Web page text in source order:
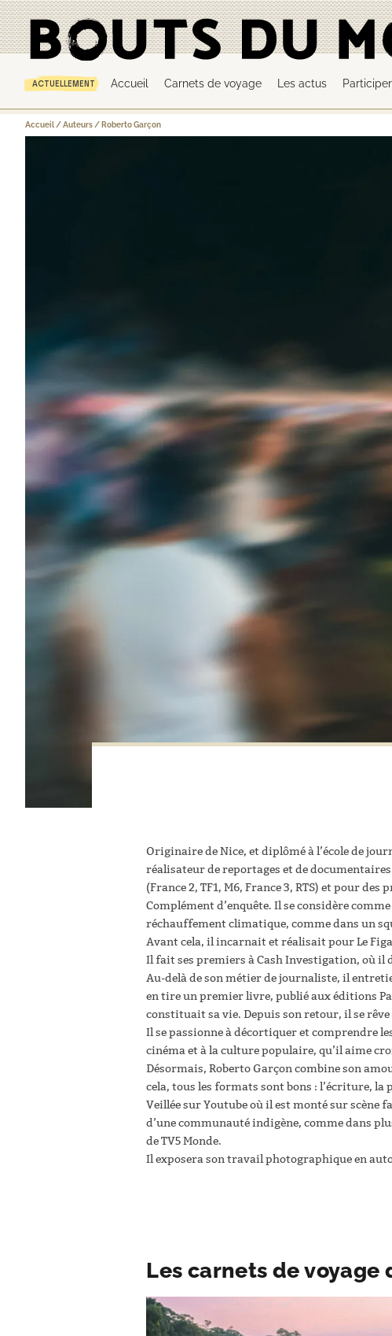
ACTUELLEMENT Accueil Carnets de voyage Les actus Participer
Accueil /Auteurs / Roberto Garçon
Originaire de Nice, et diplômé à l’école de
réalisateur de reportages et de
(France 2, TF1, M6, France 3, RTS) et pour
Complément d’enquête. Il se considère
réchauffement climatique, comme dans un
Avant cela, il incarnait et réalisait pour Le
Il fait ses premiers à Cash Investigation, où il
Au-delà de son métier de journaliste, il
en tire un premier livre, publié aux éditions
constituait sa vie. Depuis son retour, il se
Il se passionne à décortiquer et comprendre
cinéma et à la culture populaire, qu’il aime
Désormais, Roberto Garçon combine son
cela, tous les formats sont bons : l’écriture,
Veillée sur Youtube où il est monté sur scène
d’une communauté indigène, comme dans
de TV5 Monde.
Il exposera son travail photographique en
Les carnets de voyage